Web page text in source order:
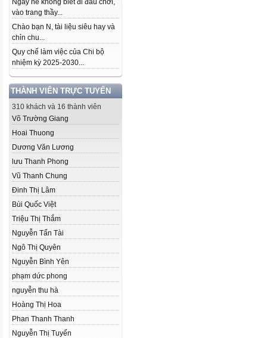
Ngày hè không biết đi đâu chơi,
vào trang thầy...
Chào bạn N, tài liệu siêu hay và
chỉn chu...
Quy chế làm việc của Chi bộ
nhiệm kỳ 2025-2030...
THÀNH VIÊN TRỰC TUYẾN
310 khách và 16 thành viên
Võ Trường Giang
Hoai Thuong
Dương Văn Lương
lưu Thanh Phong
Vũ Thanh Chung
Đinh Thị Lâm
Bùi Quốc Việt
Triệu Thị Thắm
Nguyễn Tấn Tài
Ngô Thị Quyên
Nguyễn Bình Yên
phạm dức phong
nguyễn thu hà
Hoàng Thị Hoa
Phan Thanh Thanh
Nguyễn Thị Tuyến